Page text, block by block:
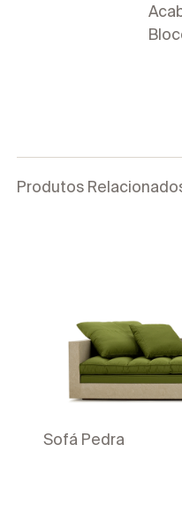
Produtos
Sofá Pedra